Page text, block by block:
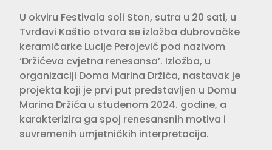
U okviru Festivala soli Ston, sutra u 20 sati, u
Tvrđavi Kaštio otvara se izložba dubrovačke
keramičarke Lucije Perojević pod nazivom
‘Držićeva cvjetna renesansa’. Izložba, u
organizaciji Doma Marina Držića, nastavak je
projekta koji je prvi put predstavljen u Domu
Marina Držića u studenom 2024. godine, a
karakterizira ga spoj renesansnih motiva i
suvremenih umjetničkih interpretacija.